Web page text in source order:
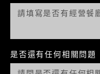
是否還有任何相關問題